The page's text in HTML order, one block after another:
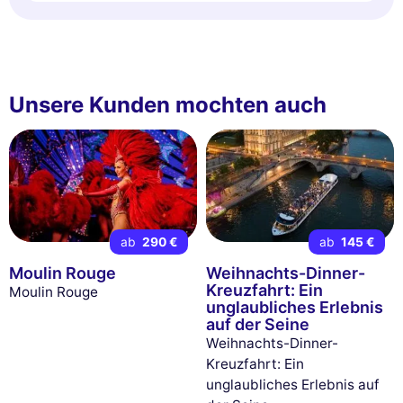
Unsere Kunden mochten auch
ab 290 €
Moulin Rouge
Moulin Rouge
ab 145 €
Weihnachts-Dinner-
Kreuzfahrt: Ein
unglaubliches Erlebnis
auf der Seine
Weihnachts-Dinner-
Kreuzfahrt: Ein
unglaubliches Erlebnis auf